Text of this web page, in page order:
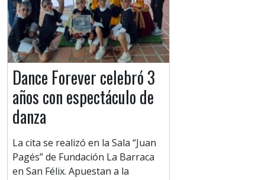
Dance Forever celebró 3
años con espectáculo de
danza
La cita se realizó en la Sala “Juan
Pagés” de Fundación La Barraca
en San Félix. Apuestan a la